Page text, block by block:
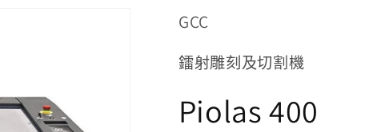
GCC
鐳射雕刻及切割機
Piolas 400